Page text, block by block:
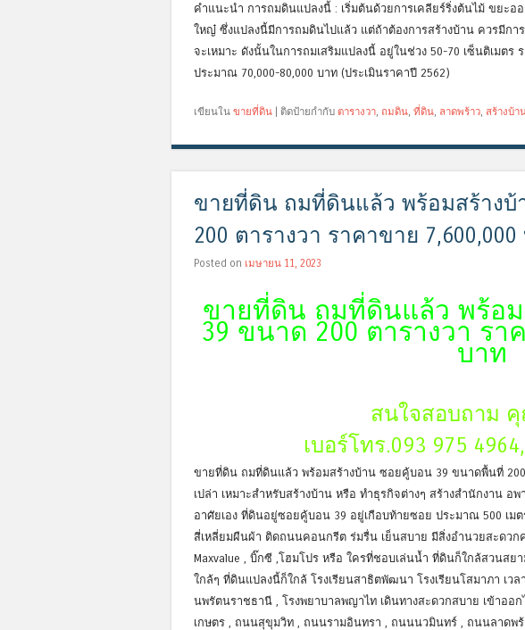
คำแนะนำ การถมดินแปลงนี้ : เริ่มต้นด้วยการเคลียร์ริ่งต้นไม้ ขยะ
ใหญ๋ ซึ่งแปลงนี้มีการถมดินไปแล้ว แต่ถ้าต้องการสร้างบ้าน ควรมีกา
จะเหมาะ ดังนั้นในการถมเสริมแปลงนี้ อยู่ในช่วง 50-70 เซ็นติเมต
ประมาณ 70,000-80,000 บาท (ประเมินราคาปี 2562)
เขียนใน ขายที่ดิน ติดป้ายกำกับ ตารางวา, ถมดิน, ที่ดิน, ลาดพร้าว, สร้างบ้า
ขายที่ดิน ถมที่ดินแล้ว พร้อมสร้าง
200 ตารางวา ราคาขาย 7,600,000
Posted on เมษายน 11, 2023
ขายที่ดิน ถมที่ดินแล้ว พร้อ
39 ขนาด 200 ตารางวา รา
บาท
สนใจสอบถาม
เบอร์โทร.093 975
ขายที่ดิน ถมที่ดินแล้ว พร้อมสร้างบ้าน ซอยคู้บอน 39 ขนาดพื้นที่ 200
เปล่า เหมาะสำหรับสร้างบ้าน หรือ ทำธุรกิจต่างๆ สร้างสำนักงาน อ
อาศัยเอง ที่ดินอยู่ซอยคู้บอน 39 อยู่เกือบท้ายซอย ประมาณ 500 เม
สี่เหลี่ยมผืนผ้า ติดถนนคอนกรีต ร่มรื่น เย็นสบาย มีสิ่งอำนวยสะดวก
Maxvalue , บิ๊กซี ,โฮมโปร หรือ ใครที่ชอบเล่นน้ำ ที่ดินก็ใกล้สวนส
ใกล้ๆ ที่ดินแปลงนี้ก็ใกล้ โรงเรียนสาธิตพัฒนา โรงเรียนโสมาภา เว
นพรัตนราชธานี , โรงพยาบาลพญาไท เดินทางสะดวกสบาย เข้าอ
เกษตร , ถนนสุขุมวิท , ถนนรามอินทรา , ถนนนวมินทร์ , ถนนลาดพ